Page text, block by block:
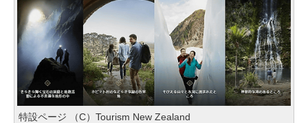
特設ページ （C）Tourism New Zealand